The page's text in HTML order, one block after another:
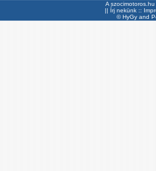
A
|| Írj nekünk ::
©HyGyand